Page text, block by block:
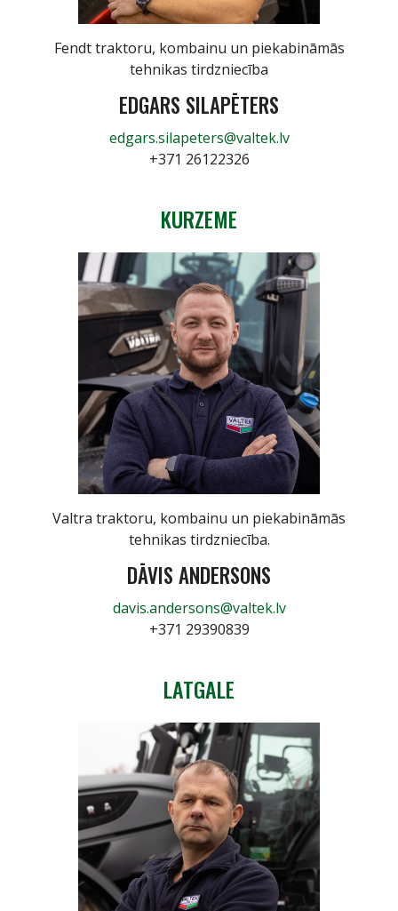
Fendt traktoru, kombainu un piekabināmās
tehnikas tirdzniecība
EDGARS SILAPĒTERS
edgars.silapeters@valtek.lv
+371 26122326
KURZEME
Valtra traktoru, kombainu un piekabināmās
tehnikas tirdzniecība.
DĀVIS ANDERSONS
davis.andersons@valtek.lv
+371 29390839
LATGALE